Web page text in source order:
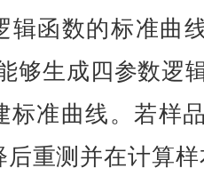
辑函数的标准曲
够生成四参数逻
标准曲线。若样
后重测并在计算